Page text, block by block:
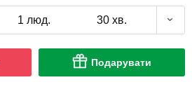
1 люд. 30 хв.
Подарувати